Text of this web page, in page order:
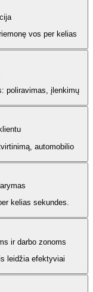
vos per kelias
poliravimas, įlenkimų
automobilio
kelias sekundes.
ir darbo zonoms
leidžia efektyviai